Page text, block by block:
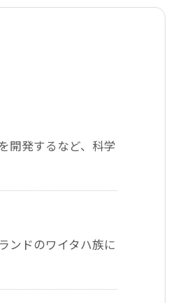
開発するなど、科学
ンドのワイタハ族に